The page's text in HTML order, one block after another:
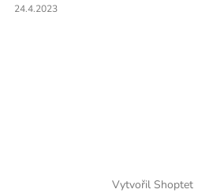
24.4.2023
Vytvořil Shoptet